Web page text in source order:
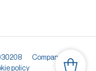
Company info
policy